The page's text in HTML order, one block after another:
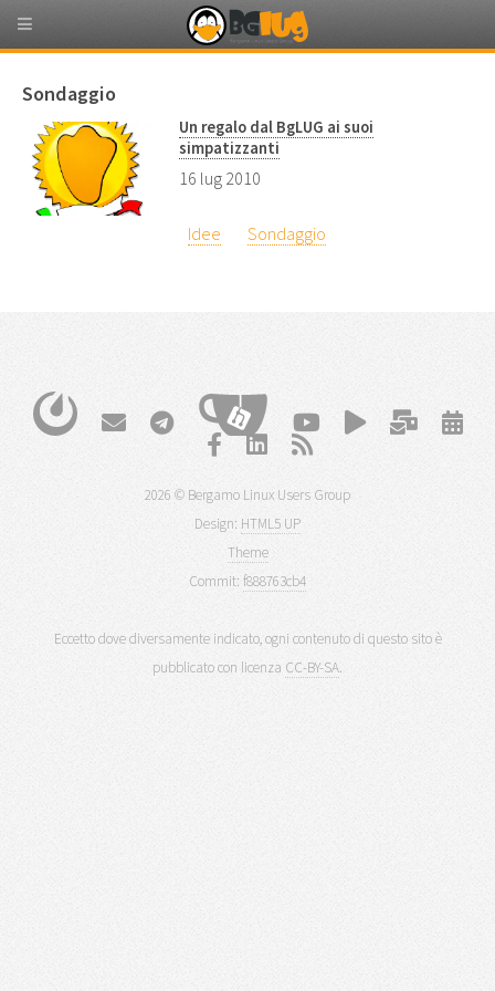
Sondaggio
Un regalo dal BgLUG ai suoi
simpatizzanti
16 lug 2010
Idee Sondaggio
2026 © Bergamo Linux Users Group
Design: HTML5 UP
Theme
Commit: f888763cb4
Eccetto dove diversamente indicato, ogni contenuto di questo sito è
pubblicato con licenza CC-BY-SA.